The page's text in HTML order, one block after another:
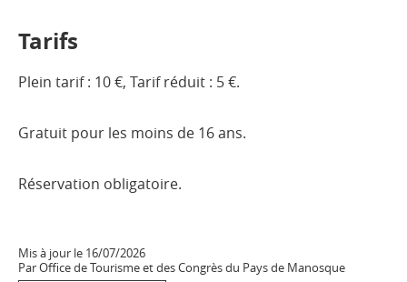
Tarifs
Plein tarif : 10 €, Tarif réduit : 5 €.
Gratuit pour les moins de 16 ans.
Réservation obligatoire.
Mis à jour le 16/07/2026
Par Office de Tourisme et des Congrès du Pays de Manosque